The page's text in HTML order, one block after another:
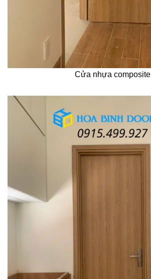
Cửa nhựa composite